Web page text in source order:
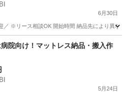
6月30日
／ ※リース相談OK 開始時間 納品先により異
院向け！マットレス納品・搬入作
5月24日